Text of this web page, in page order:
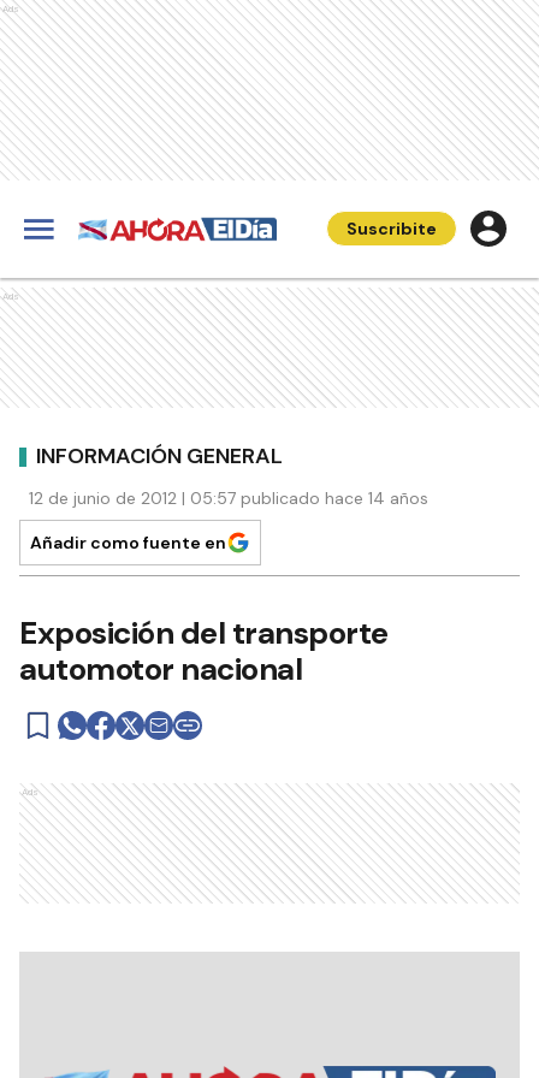
Ads
Suscribite
Ads
INFORMACIÓN GENERAL
12 de junio de 2012 | 05:57 publicado hace 14 años
Añadir como fuente en
Exposición del transporte
automotor nacional
Ads